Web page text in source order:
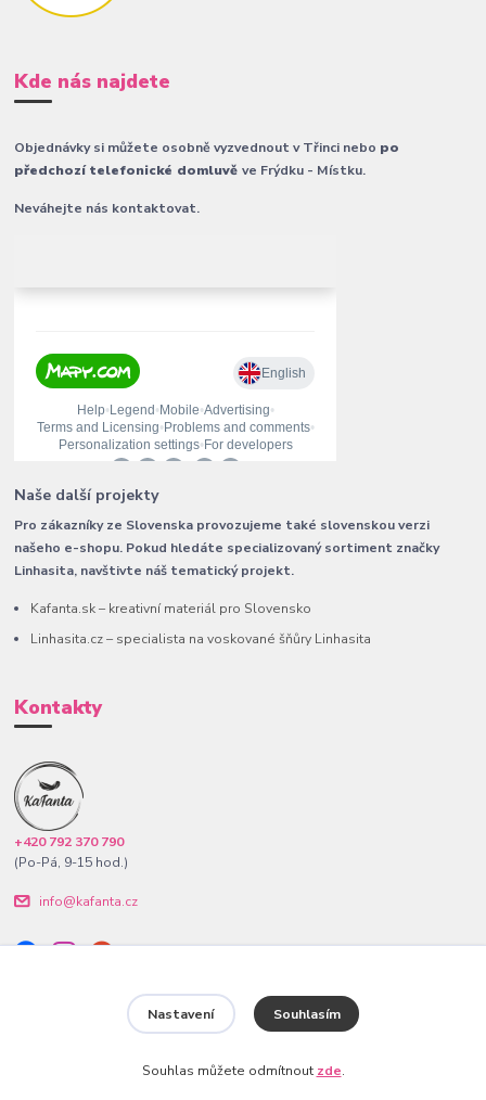
Kde nás najdete
Objednávky si můžete osobně vyzvednout v Třinci nebo po
předchozí telefonické domluvěve Frýdku - Místku.
Neváhejte nás kontaktovat.
Naše další projekty
Pro zákazníky ze Slovenska provozujeme také slovenskou verzi
našeho e-shopu. Pokud hledáte specializovaný sortiment značky
Linhasita, navštivte náš tematický projekt.
Kafanta.sk – kreativní materiál pro Slovensko
Linhasita.cz – specialista na voskované šňůry Linhasita
Kontakty
+420 792 370 790
(Po-Pá, 9-15 hod.)
info@kafanta.cz
Vytvořeno na
Eshop-rychle.cz
Nastavení Souhlasím
Souhlas můžete odmítnout zde.